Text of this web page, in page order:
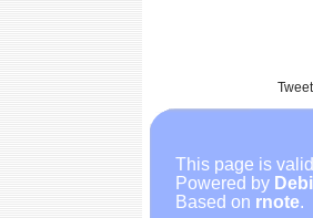
This page is valid
Powered by
Based on rnote.